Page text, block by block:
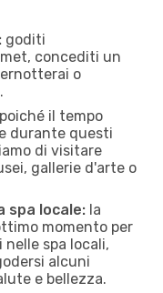
goditi
concediti un
o
poiché il tempo
durante questi
di visitare
gallerie d'arte o
spa locale: la
momento per
spa locali,
alcuni
e bellezza.